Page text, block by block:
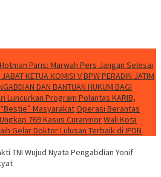
Paris: Marwah Pers Jangan Selesai
KETUA KOMISI V BPW PERADIN JATIM
DAN BANTUAN HUKUM BAGI
Luncurkan Program Polantas KARIB,
MasyarakatOperasi Berantas
769 Kasus CuranmorWali Kota
Gelar Doktor Lulusan Terbaik di IPDN
TNI Wujud Nyata Pengabdian Yonif